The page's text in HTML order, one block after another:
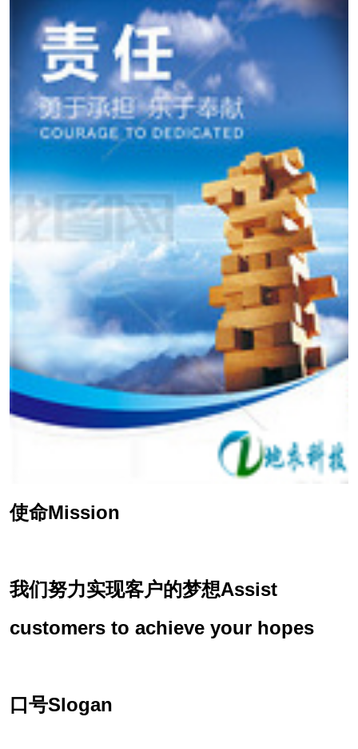
使命Mission
我们努力实现客户的梦想Assist
customers to achieve your hopes
口号Slogan